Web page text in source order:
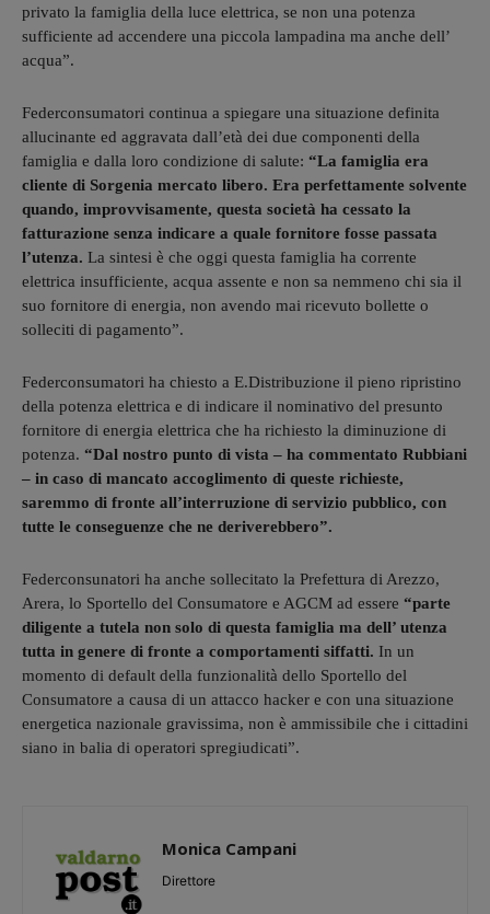
privato la famiglia della luce elettrica, se non una potenza
sufficiente ad accendere una piccola lampadina ma anche dell’
acqua”.
Federconsumatori continua a spiegare una situazione definita
allucinante ed aggravata dall’età dei due componenti della
famiglia e dalla loro condizione di salute: “La famiglia era
cliente di Sorgenia mercato libero. Era perfettamente solvente
quando, improvvisamente, questa società ha cessato la
fatturazione senza indicare a quale fornitore fosse passata
l’utenza. La sintesi è che oggi questa famiglia ha corrente
elettrica insufficiente, acqua assente e non sa nemmeno chi sia il
suo fornitore di energia, non avendo mai ricevuto bollette o
solleciti di pagamento”.
Federconsumatori ha chiesto a E.Distribuzione il pieno ripristino
della potenza elettrica e di indicare il nominativo del presunto
fornitore di energia elettrica che ha richiesto la diminuzione di
potenza. “Dal nostro punto di vista – ha commentato Rubbiani
– in caso di mancato accoglimento di queste richieste,
saremmo di fronte all’interruzione di servizio pubblico, con
tutte le conseguenze che ne deriverebbero”.
Federconsunatori ha anche sollecitato la Prefettura di Arezzo,
Arera, lo Sportello del Consumatore e AGCM ad essere “parte
diligente a tutela non solo di questa famiglia ma dell’ utenza
tutta in genere di fronte a comportamenti siffatti. In un
momento di default della funzionalità dello Sportello del
Consumatore a causa di un attacco hacker e con una situazione
energetica nazionale gravissima, non è ammissibile che i cittadini
siano in balia di operatori spregiudicati”.
Monica Campani
Direttore